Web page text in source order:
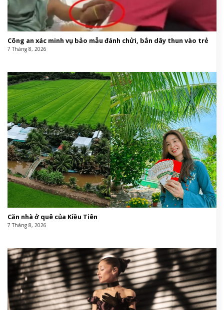
Công an xác minh vụ bảo mẫu đánh chửi, bắn dây thun vào trẻ
7 Tháng 8, 2026
Căn nhà ở quê của Kiều Tiên
7 Tháng 8, 2026